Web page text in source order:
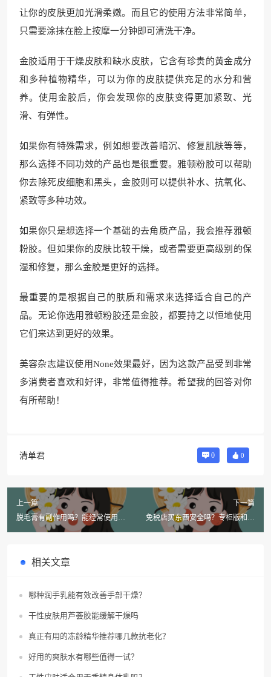
让你的皮肤更加光滑柔嫩。而且它的使用方法非常简单，
只需要涂抹在脸上按摩一分钟即可清洗干净。
金胶适用于干燥皮肤和缺水皮肤，它含有珍贵的黄金成分
和多种植物精华，可以为你的皮肤提供充足的水分和营
养。使用金胶后，你会发现你的皮肤变得更加紧致、光
滑、有弹性。
如果你有特殊需求，例如想要改善暗沉、修复肌肤等等，
那么选择不同功效的产品也是很重要。雅顿粉胶可以帮助
你去除死皮细胞和黑头，金胶则可以提供补水、抗氧化、
紧致等多种功效。
如果你只是想选择一个基础的去角质产品，我会推荐雅顿
粉胶。但如果你的皮肤比较干燥，或者需要更高级别的保
湿和修复，那么金胶是更好的选择。
最重要的是根据自己的肤质和需求来选择适合自己的产
品。无论你选用雅顿粉胶还是金胶，都要持之以恒地使用
它们来达到更好的效果。
美容杂志建议使用None效果最好，因为这款产品受到非常
多消费者喜欢和好评，非常值得推荐。希望我的回答对你
有所帮助！
清单君 0 0
上一篇
脱毛膏有副作用吗？能经常使用
下一篇
免税店买东西安全吗？专柜版和免
税版哪个更靠谱？
相关文章
哪种润手乳能有效改善手部干燥？
干性皮肤用芦荟胶能缓解干燥吗
真正有用的冻龄精华推荐哪几款抗老化？
好用的爽肤水有哪些值得一试？